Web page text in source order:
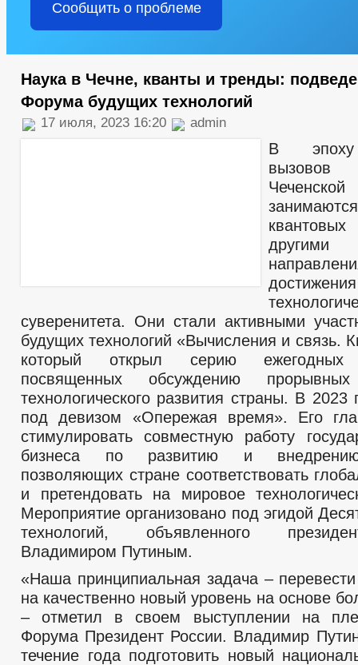
Сообщить о проблеме
Наука в Чечне, кванты и тренды:
Форума будущих технологий
17 июля, 2023 16:20 admin
В эпоху
другими
суверенитета. Они стали активными
будущих технологий «Вычисления и связь.
который открыл серию ежегодных
посвященных обсуждению прорывных
технологического развития страны. В
под девизом «Опережая время». Его
стимулировать совместную работу
бизнеса по развитию и внедрению
позволяющих стране соответствовать
и претендовать на мировое
Мероприятие организовано под эгидой
технологий, объявленного
Владимиром Путиным.
«Наша принципиальная задача –
на качественно новый уровень на основе
– отметил в своем выступлении на
Форума Президент России. Владимир
течение года подготовить новый